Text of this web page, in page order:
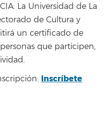
La Universidad de La
de Cultura y
un certificado de
que participen,
Inscríbete